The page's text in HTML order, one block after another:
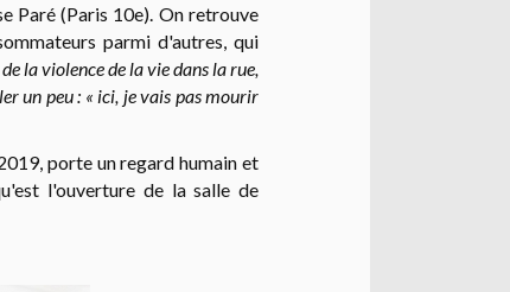
Paré (Paris 10e). On retrouve
parmi d'autres, qui
la violence de la vie dans la rue,
un peu : « ici, je vais pas mourir
porte un regard humain et
l'ouverture de la salle de